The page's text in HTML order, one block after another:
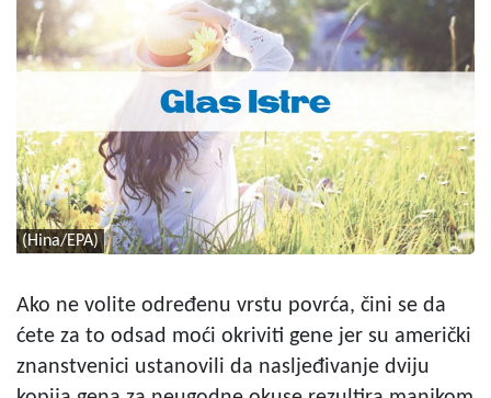
(Hina/EPA)
Ako ne volite određenu vrstu povrća, čini se da
ćete za to odsad moći okriviti gene jer su američki
znanstvenici ustanovili da nasljeđivanje dviju